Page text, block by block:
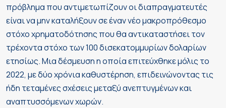
πρόβλημα που αντιμετωπίζουν οι διαπραγματευτές
είναι να μην καταλήξουν σε έναν νέο μακροπρόθεσμο
στόχο χρηματοδότησης που θα αντικαταστήσει τον
τρέχοντα στόχο των 100 δισεκατομμυρίων δολαρίων
ετησίως. Μια δέσμευση η οποία επιτεύχθηκε μόλις το
2022, με δύο χρόνια καθυστέρηση, επιδεινώνοντας τις
ήδη τεταμένες σχέσεις μεταξύ ανεπτυγμένων και
αναπτυσσόμενων χωρών.